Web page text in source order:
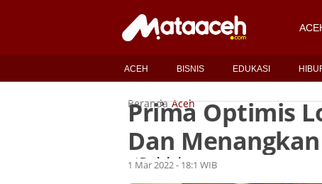
ACEH BISNIS EDUKASI
Beranda Aceh
Prima Optimis
Dan
OlehRedaksi
1 Mar 2022 - 18:1 WIB